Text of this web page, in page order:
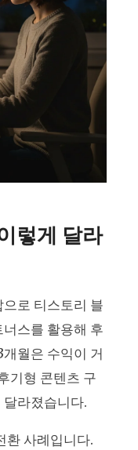
렇게 달라
로 티스토리 블
스를 활용해 후
월은 수익이 거
기형 콘텐츠 구
라졌습니다.
환 사례입니다.